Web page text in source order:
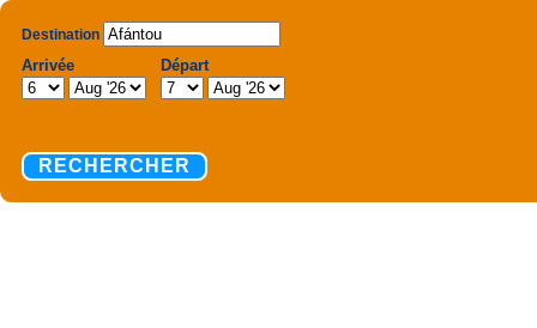
Destination
Arrivée Départ
RECHERCHER